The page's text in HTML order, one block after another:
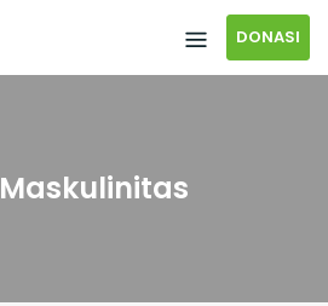
DONASI
Maskulinitas